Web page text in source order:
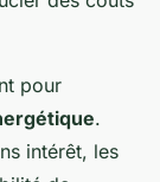
pour
.
intérêt, les